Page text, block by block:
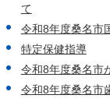
て
令和8年度桑名市
特定保健指導
令和8年度桑名市
令和8年度桑名市